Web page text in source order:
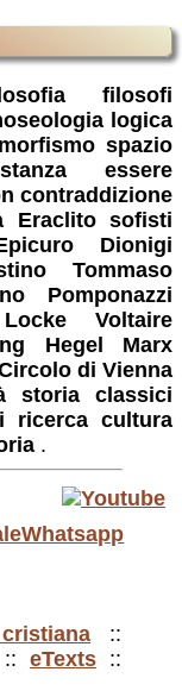
filosofi
logica
spazio
essere
contraddizione
Eraclito sofisti
Dionigi
Tommaso
Pomponazzi
Locke
Voltaire
Hegel
Marx
di Vienna
storia
classici
ricerca cultura
.
::
:: eTexts::